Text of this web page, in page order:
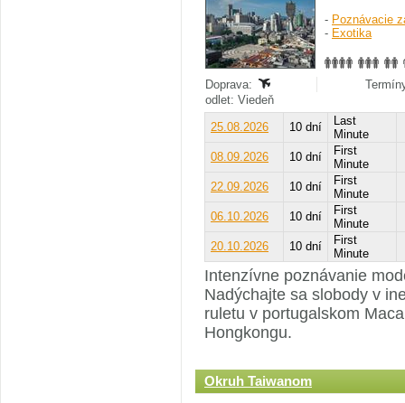
- Poznávacie
- Exotika
Doprava:
odlet: Viedeň
25.08.2026
10 dní
Last
Minute
08.09.2026
10 dní
First
Minute
22.09.2026
10 dní
First
Minute
06.10.2026
10 dní
First
Minute
20.10.2026
10 dní
First
Minute
Intenzívne poznávanie
Nadýchajte sa slobody v
ruletu v portugalskom
Hongkongu.
Okruh Taiwanom